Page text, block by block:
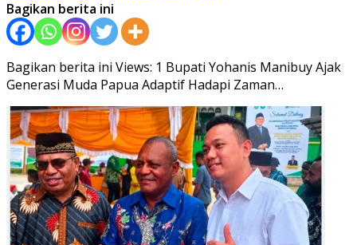
Bagikan berita ini
Bagikan berita ini Views: 1 Bupati Yohanis Manibuy Ajak
Generasi Muda Papua Adaptif Hadapi Zaman…